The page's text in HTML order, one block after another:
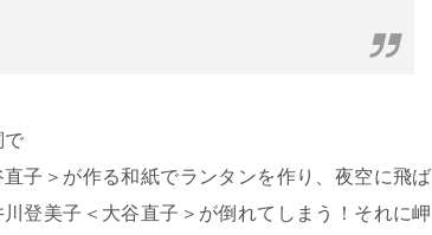
で
子＞が作る和紙でランタンを作り、夜空に飛ば
登美子＜大谷直子＞が倒れてしまう！それに岬